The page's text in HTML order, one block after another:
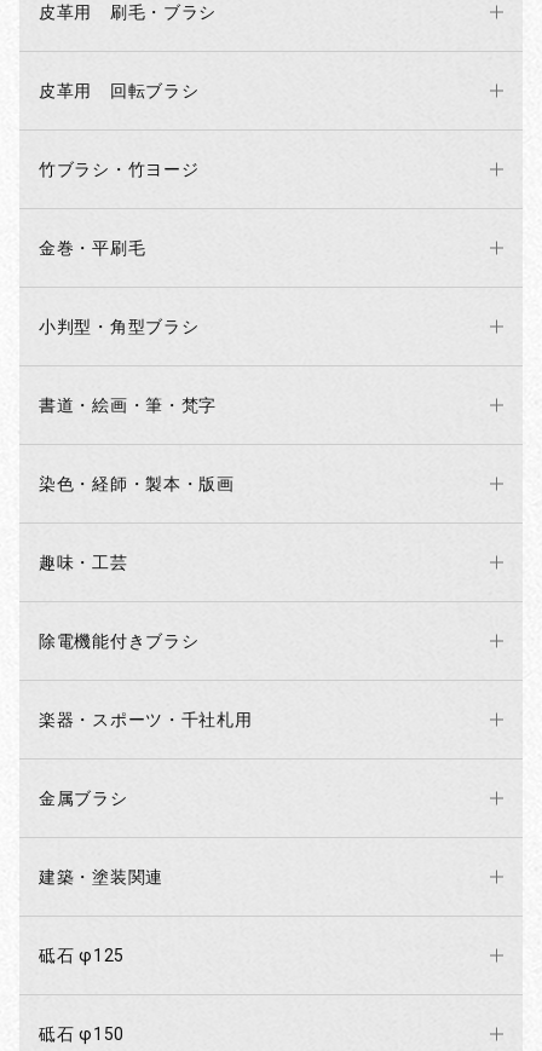
皮革用 刷毛・ブラシ
皮革用 回転ブラシ
竹ブラシ・竹ヨージ
金巻・平刷毛
小判型・角型ブラシ
書道・絵画・筆・梵字
染色・経師・製本・版画
趣味・工芸
除電機能付きブラシ
楽器・スポーツ・千社札用
金属ブラシ
建築・塗装関連
砥石 φ125
砥石 φ150